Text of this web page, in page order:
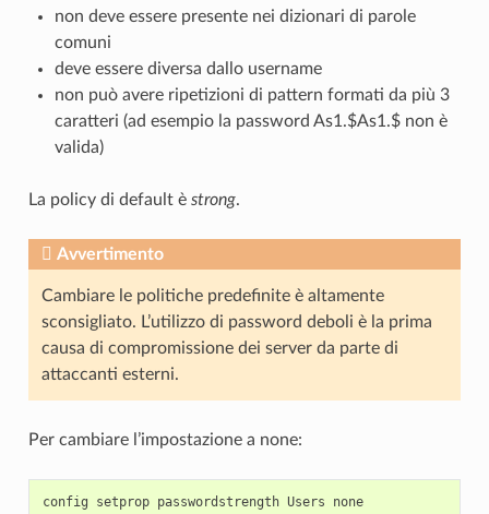
non deve essere presente nei dizionari di parole
comuni
deve essere diversa dallo username
non può avere ripetizioni di pattern formati da più 3
caratteri (ad esempio la password As1.$As1.$ non è
valida)
La policy di default è strong.
Avvertimento
Cambiare le politiche predefinite è altamente
sconsigliato. L’utilizzo di password deboli è la prima
causa di compromissione dei server da parte di
attaccanti esterni.
Per cambiare l’impostazione a none:
config setprop passwordstrength Users none